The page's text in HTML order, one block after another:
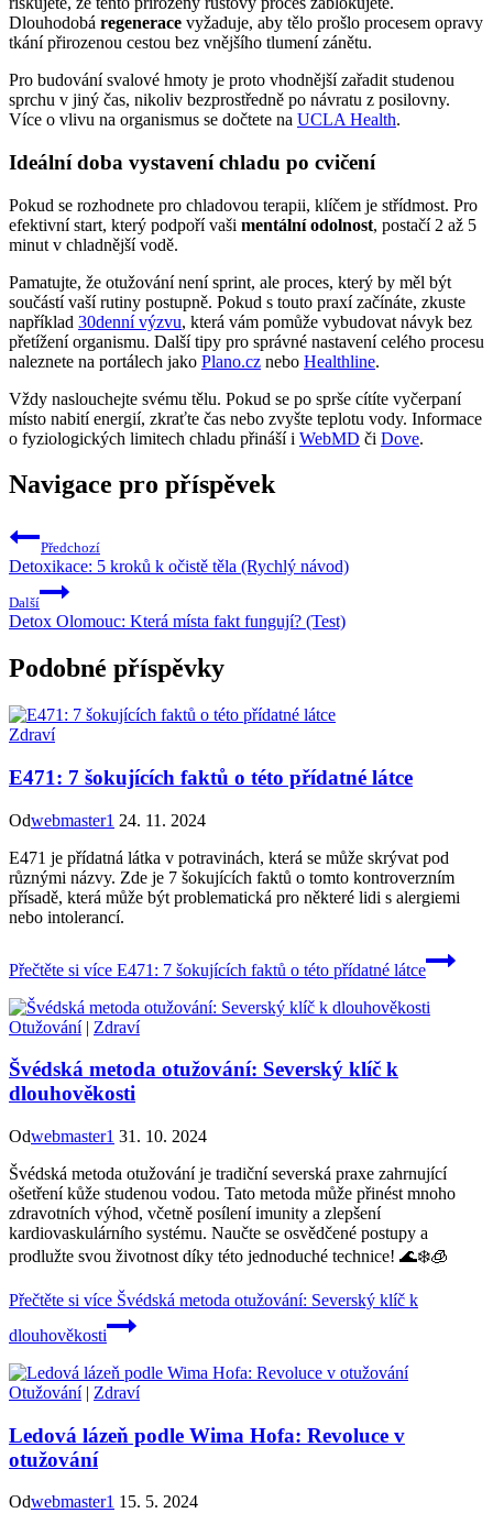
Dlouhodobá regenerace vyžaduje, aby tělo prošlo procesem opravy
tkání přirozenou cestou bez vnějšího tlumení zánětu.
Pro budování svalové hmoty je proto vhodnější zařadit studenou
sprchu v jiný čas, nikoliv bezprostředně po návratu z posilovny.
Více o vlivu na organismus se dočtete na UCLA Health.
Ideální doba vystavení chladu po cvičení
Pokud se rozhodnete pro chladovou terapii, klíčem je střídmost. Pro
efektivní start, který podpoří vaši mentální odolnost, postačí 2 až 5
minut v chladnější vodě.
Pamatujte, že otužování není sprint, ale proces, který by měl být
součástí vaší rutiny postupně. Pokud s touto praxí začínáte, zkuste
například 30denní výzvu, která vám pomůže vybudovat návyk bez
přetížení organismu. Další tipy pro správné nastavení celého procesu
naleznete na portálech jako Plano.cz nebo Healthline.
Vždy naslouchejte svému tělu. Pokud se po sprše cítíte vyčerpaní
místo nabití energií, zkraťte čas nebo zvyšte teplotu vody. Informace
o fyziologických limitech chladu přináší i WebMD či Dove.
Navigace pro příspěvek
Předchozí
Detoxikace: 5 kroků k očistě těla (Rychlý návod)
Další
Detox Olomouc: Která místa fakt fungují? (Test)
Podobné příspěvky
Zdraví
E471: 7 šokujících faktů o této přídatné látce
Odwebmaster1 24. 11. 2024
E471 je přídatná látka v potravinách, která se může skrývat pod
různými názvy. Zde je 7 šokujících faktů o tomto kontroverzním
přísadě, která může být problematická pro některé lidi s alergiemi
nebo intolerancí.
Přečtěte si více E471: 7 šokujících faktů o této přídatné látce
Otužování| Zdraví
Švédská metoda otužování: Severský klíč k
dlouhověkosti
Odwebmaster1 31. 10. 2024
Švédská metoda otužování je tradiční severská praxe zahrnující
ošetření kůže studenou vodou. Tato metoda může přinést mnoho
zdravotních výhod, včetně posílení imunity a zlepšení
kardiovaskulárního systému. Naučte se osvědčené postupy a
prodlužte svou životnost díky této jednoduché technice! 🌊❄️🧊
Přečtěte si více Švédská metoda otužování: Severský klíč k
dlouhověkosti
Otužování| Zdraví
Ledová lázeň podle Wima Hofa: Revoluce v
otužování
Odwebmaster1 15. 5. 2024